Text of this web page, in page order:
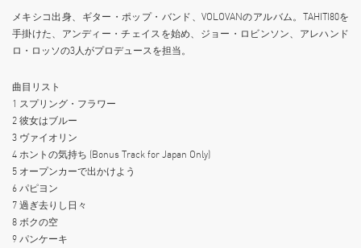
メキシコ出身、ギター・ポップ・バンド、VOLOVANのアルバム。TAHITI80を
手掛けた、アンディー・チェイスを始め、ジョー・ロビンソン、アレハンド
ロ・ロッソの3人がプロデュースを担当。
曲目リスト
1 スプリング・フラワー
2 彼女はブルー
3 ヴァイオリン
4 ホントの気持ち (Bonus Track for Japan Only)
5 オープンカーで出かけよう
6 パピヨン
7 過ぎ去りし日々
8 ボクの空
9 パンケーキ